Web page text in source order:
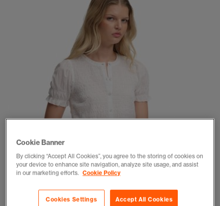
Cookie Banner
By clicking “Accept All Cookies”, you agree to the storing of cookies on
your device to enhance site navigation, analyze site usage, and assist
in our marketing efforts. Cookie Policy
Accept All Cookies
Cookies Settings